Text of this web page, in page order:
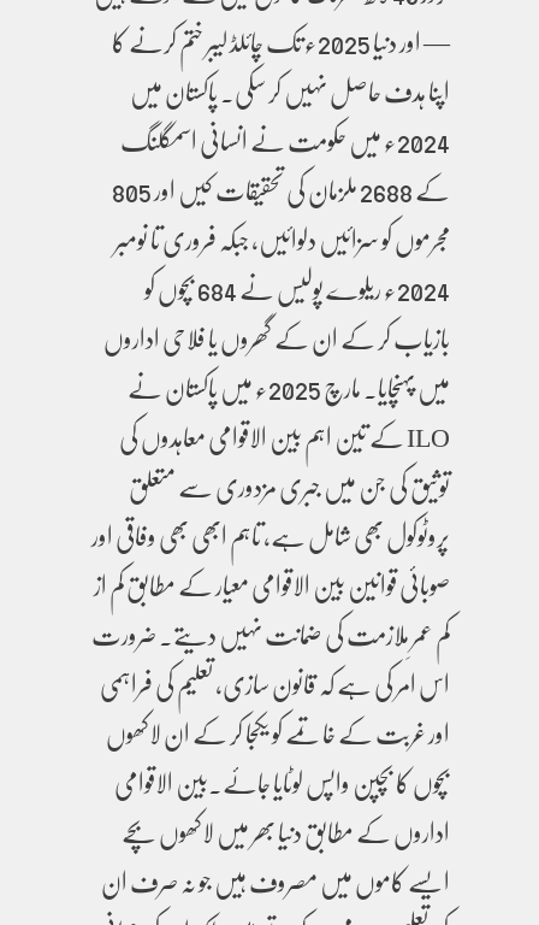
— اور دنیا 2025ء تک چائلڈ لیبر ختم کرنے کا
اپنا ہدف حاصل نہیں کر سکی۔ پاکستان میں
2024ء میں حکومت نے انسانی اسمگلنگ
کے 2688 ملزمان کی تحقیقات کیں اور 805
مجرموں کو سزائیں دلوائیں، جبکہ فروری تا نومبر
2024ء ریلوے پولیس نے 684 بچوں کو
بازیاب کر کے ان کے گھروں یا فلاحی اداروں
میں پہنچایا۔ مارچ 2025ء میں پاکستان نے
ILO کے تین اہم بین الاقوامی معاہدوں کی
توثیق کی جن میں جبری مزدوری سے متعلق
پروٹوکول بھی شامل ہے، تاہم ابھی بھی وفاقی اور
صوبائی قوانین بین الاقوامی معیار کے مطابق کم از
کم عمرِ ملازمت کی ضمانت نہیں دیتے۔ ضرورت
اس امر کی ہے کہ قانون سازی، تعلیم کی فراہمی
اور غربت کے خاتمے کو یکجا کر کے ان لاکھوں
بچوں کا بچپن واپس لوٹایا جائے۔بین الاقوامی
اداروں کے مطابق دنیا بھر میں لاکھوں بچے
ایسے کاموں میں مصروف ہیں جو نہ صرف ان